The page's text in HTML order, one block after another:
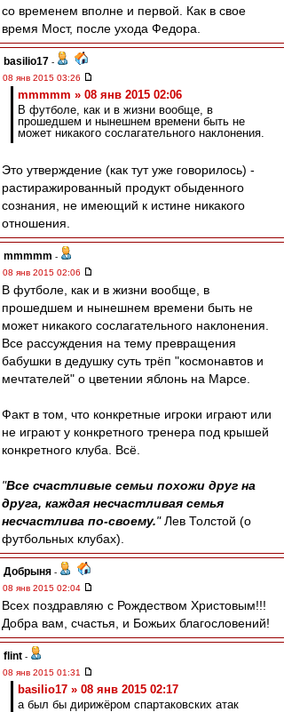
со временем вполне и первой. Как в свое
время Мост, после ухода Федора.
basilio17 -
08 янв 2015 03:26
mmmmm » 08 янв 2015 02:06
В футболе, как и в жизни вообще, в
прошедшем и нынешнем времени быть не
может никакого сослагательного наклонения.
Это утверждение (как тут уже говорилось) -
растиражированный продукт обыденного
сознания, не имеющий к истине никакого
отношения.
mmmmm -
08 янв 2015 02:06
В футболе, как и в жизни вообще, в
прошедшем и нынешнем времени быть не
может никакого сослагательного наклонения.
Все рассуждения на тему превращения
бабушки в дедушку суть трёп "космонавтов и
мечтателей" о цветении яблонь на Марсе.
Факт в том, что конкретные игроки играют или
не играют у конкретного тренера под крышей
конкретного клуба. Всё.
"Все счастливые семьи похожи друг на
друга, каждая несчастливая семья
несчастлива по-своему."Лев Толстой (о
футбольных клубах).
Добрыня -
08 янв 2015 02:04
Всех поздравляю с Рождеством Христовым!!!
Добра вам, счастья, и Божьих благословений!
flint -
08 янв 2015 01:31
basilio17 » 08 янв 2015 02:17
а был бы дирижёром спартаковских атак